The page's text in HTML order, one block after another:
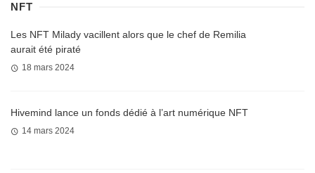
NFT
Les NFT Milady vacillent alors que le chef de Remilia
aurait été piraté
18 mars 2024
Hivemind lance un fonds dédié à l’art numérique NFT
14 mars 2024